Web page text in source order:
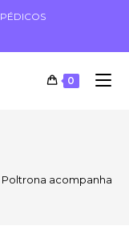
0
Poltrona